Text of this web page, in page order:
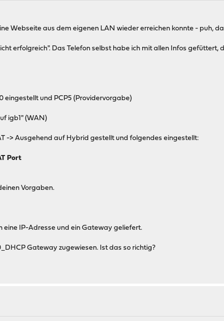
Webseite aus dem eigenen LAN wieder erreichen konnte - puh,
erfolgreich". Das Telefon selbst habe ich mit allen Infos gefüttert,
eingestellt und PCP5 (Providervorgabe)
igb1" (WAN)
-> Ausgehend auf Hybrid gestellt und folgendes eingestellt:
Port
Vorgaben.
IP-Adresse und ein Gateway geliefert.
Gateway zugewiesen. Ist das so richtig?